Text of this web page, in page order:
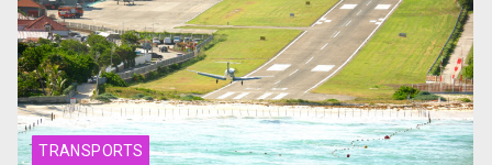
TRANSPORTS